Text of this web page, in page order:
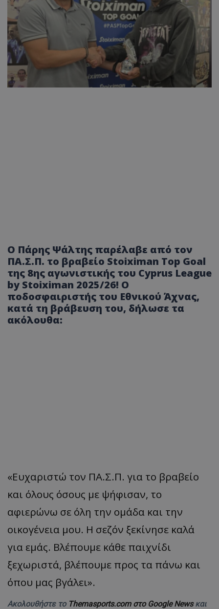
O Πάρης Ψάλτης παρέλαβε από τον
ΠΑ.Σ.Π. το βραβείο Stoiximan Top Goal
της 8ης αγωνιστικής του Cyprus League
by Stoiximan 2025/26! Ο
ποδοσφαιριστής του Εθνικού Άχνας,
κατά τη βράβευση του, δήλωσε τα
ακόλουθα:
«Ευχαριστώ τον ΠΑ.Σ.Π. για το βραβείο
και όλους όσους με ψήφισαν, το
αφιερώνω σε όλη την ομάδα και την
οικογένεια μου. Η σεζόν ξεκίνησε καλά
για εμάς. Βλέπουμε κάθε παιχνίδι
ξεχωριστά, βλέπουμε προς τα πάνω και
όπου μας βγάλει».
Ακολουθήστε το Themasports.com στο Google Newsκαι